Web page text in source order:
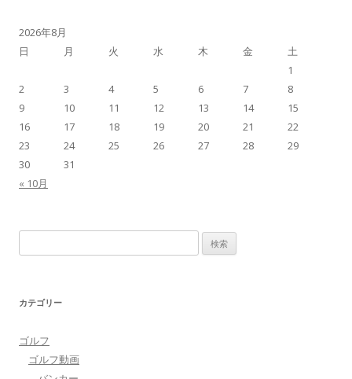
2026年8月
日
月 火 水 木 金
土
1
2
3 4 5 6 7
8
9
10 11 12 13 14
15
16
17 18 19 20 21
22
23
24 25 26 27 28
29
30
31
« 10月
索:
カテゴリー
ゴルフ
ゴルフ動画